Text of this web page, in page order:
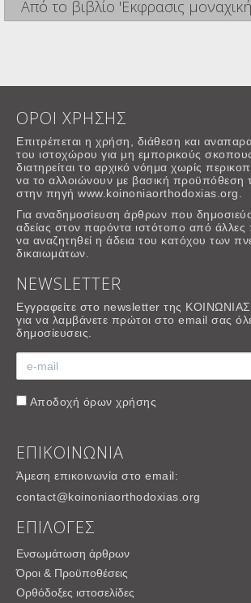
Από το βιβλίο 'Εκφρασις
ΟΡΟΙ ΧΡΗΣΗΣ
Επιτρέπεται η χρήση, διάθεση και
του ιστοχώρου για μη εμπορικούς
διατηρείται το αρχικό νόημα χωρίς
να το αλλοιώνουν με βασική προϋπόθεση
στην πηγή www.koinoniaorthodoxias.org.
Για αναδημοσίευση άρθρων που
αδείας στον παρόντα ιστότοπο από άλλες
να αναζητηθεί η άδεια του κατόχου των
δικαιωμάτων.
NEWSLETTER
Εγγραφείτε στο newsletter της
για να λαμβάνετε πρώτοι στο email σας
δημοσίευσεις.
Αποδοχή όρων χρήσης
ΕΠΙΚΟΙΝΩΝΙΑ
Άμεση επικοινωνία στο email:
contact@koinoniaorthodoxias.org
ΕΠΙΛΟΓΕΣ
Ενσωμάτωση άρθρων
Όροι & Προϋποθέσεις
Ορθόδοξες ιστοσελίδες